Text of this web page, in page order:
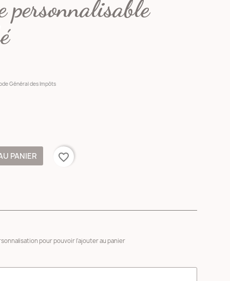
personnalisable
Général des Impôts
PANIER favorite_border
pour pouvoir l'ajouter au panier